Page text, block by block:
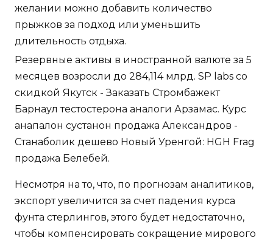
желании можно добавить количество
прыжков за подход или уменьшить
длительность отдыха.
Резервные активы в иностранной валюте за 5
месяцев возросли до 284,114 млрд. SP labs со
скидкой Якутск - Заказать Стромбажект
Барнаул тестостерона аналоги Арзамас. Курс
анапалон сустанон продажа Александров -
Станаболик дешево Новый Уренгой: HGH Frag
продажа Белебей.
Несмотря на то, что, по прогнозам аналитиков,
экспорт увеличится за счет падения курса
фунта стерлингов, этого будет недостаточно,
чтобы компенсировать сокращение мирового